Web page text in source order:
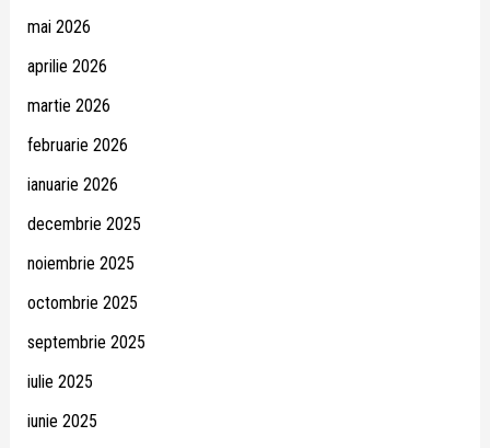
mai 2026
aprilie 2026
martie 2026
februarie 2026
ianuarie 2026
decembrie 2025
noiembrie 2025
octombrie 2025
septembrie 2025
iulie 2025
iunie 2025